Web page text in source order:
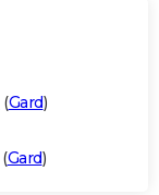
(Gard)
(Gard)